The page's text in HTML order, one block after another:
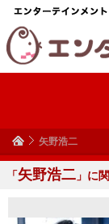
矢野浩二
「矢野浩二 」に